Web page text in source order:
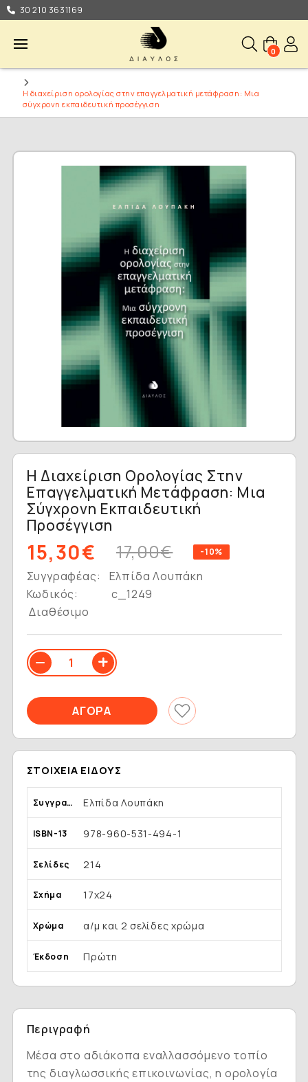
30 210 3631169
0
Η διαχείριση ορολογίας στην επαγγελματική μετάφραση: Μια
σύγχρονη εκπαιδευτική προσέγγιση
Η Διαχείριση Ορολογίας Στην
Επαγγελματική Μετάφραση: Μια
Σύγχρονη Εκπαιδευτική
Προσέγγιση
15,30€ 17,00€ -10%
Συγγραφέας:
Ελπίδα Λουπάκη
Κωδικός:
c_1249
Διαθέσιμο
ΣΤΟΙΧΕΊΑ ΕΊΔΟΥΣ
Συγγραφέας Ελπίδα Λουπάκη
ISBN-13 978-960-531-494-1
Σελίδες 214
Σχήμα 17x24
Χρώμα α/μ και 2 σελίδες χρώμα
Έκδοση Πρώτη
Περιγραφή
Μέσα στο αδιάκοπα εναλλασσόμενο τοπίο
της διαγλωσσικής επικοινωνίας, η ορολογία